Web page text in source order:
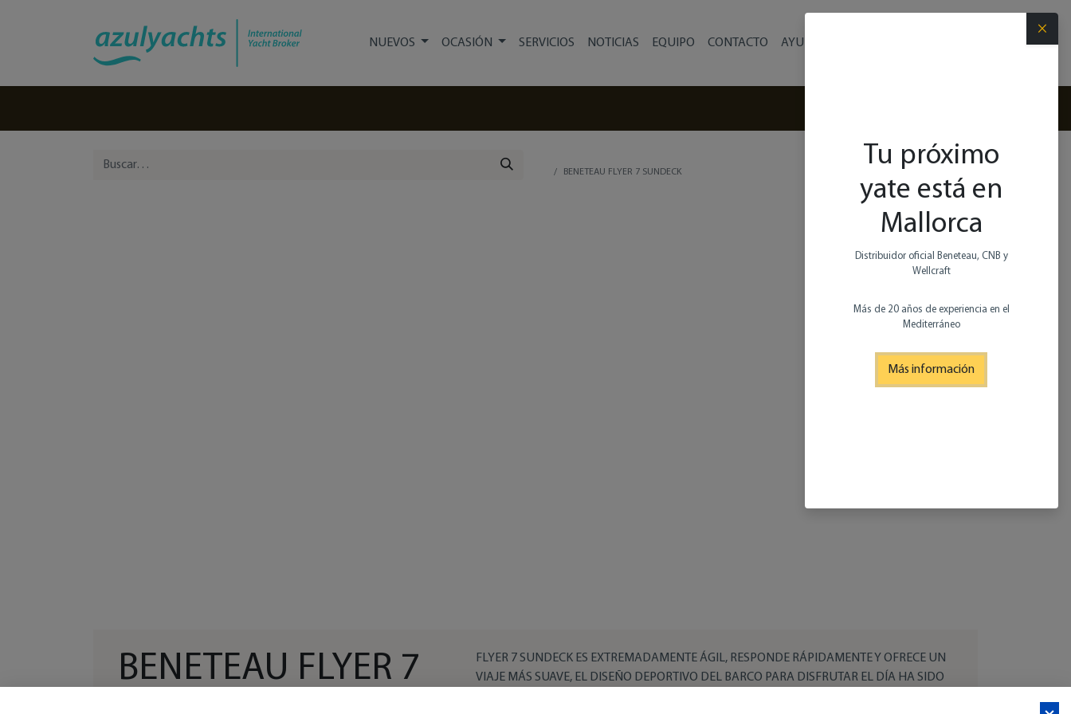
NUEVOS OCASIÓN SERVICIOS NOTICIAS EQUIPO CONTACTO AYUDA
BENETEAU FLYER 7 SUNDECK
BENETEAU FLYER 7
FLYER 7 SUNDECK ES EXTREMADAMENTE ÁGIL, RESPONDE RÁPIDAMENTE Y OFRECE UN
VIAJE MÁS SUAVE, EL DISEÑO DEPORTIVO DEL BARCO PARA DISFRUTAR EL DÍA HA SIDO
×
Tu próximo
yate está en
Mallorca
Distribuidor oficial Beneteau, CNB y
Wellcraft
Más de 20 años de experiencia en el
Mediterráneo
Más información